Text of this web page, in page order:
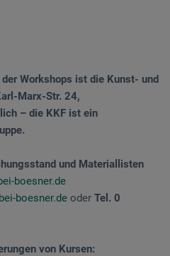
Workshops ist die Kunst- und
Marx-Str. 24,
– die KKF ist ein
und Materiallisten
boesner.de
boesner.de oder Tel. 0
von Kursen: